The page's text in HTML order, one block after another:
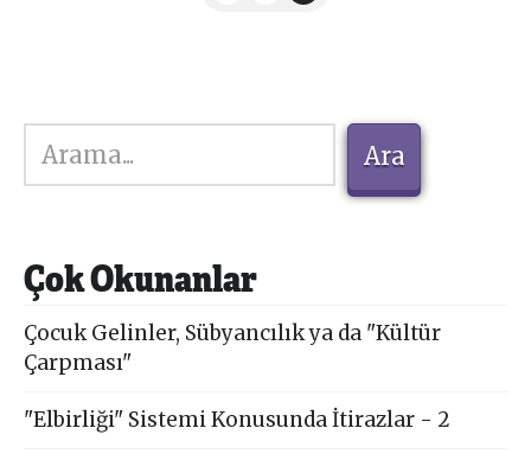
Ara
Ara
Çok Okunanlar
Çocuk Gelinler, Sübyancılık ya da "Kültür
Çarpması"
"Elbirliği" Sistemi Konusunda İtirazlar - 2